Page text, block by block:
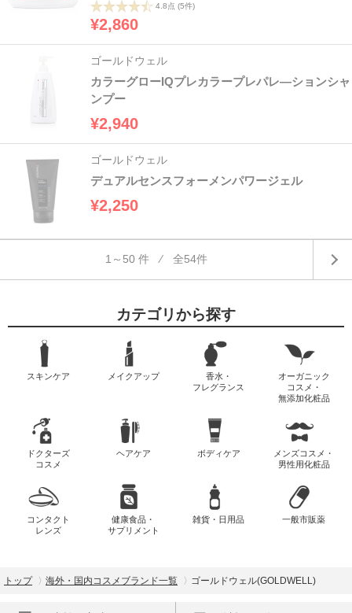
4.8点 (5件)
¥2,860
ゴールドウェル
カラーグローIQプレカラープレパレ―ションシャ
ンプー
¥2,940
ゴールドウェル
デュアルセンスフォーメンパワージェル
¥2,250
1～50 件 ⁄ 全54件
カテゴリから探す
スキンケア メイクアップ
香水・
フレグランス
オーガニック
コスメ・
無添加化粧品
ドクターズ
コスメ
ヘアケア ボディケア
メンズコスメ・
男性用化粧品
コンタクト
レンズ
健康食品・
サプリメント
雑貨・日用品 一般市販薬
トップ 海外・国内コスメブランド一覧 ゴールドウェル(GOLDWELL)